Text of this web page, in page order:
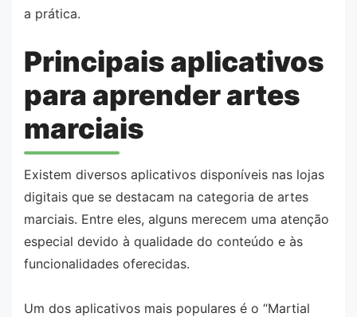
a prática.
Principais aplicativos
para aprender artes
marciais
Existem diversos aplicativos disponíveis nas lojas
digitais que se destacam na categoria de artes
marciais. Entre eles, alguns merecem uma atenção
especial devido à qualidade do conteúdo e às
funcionalidades oferecidas.
Um dos aplicativos mais populares é o “Martial